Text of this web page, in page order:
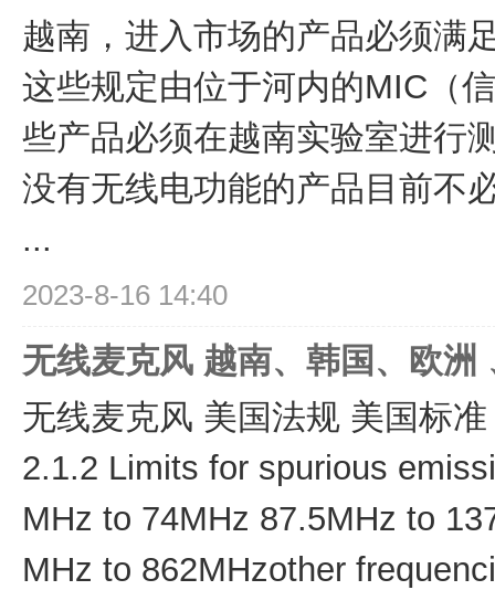
越南，进入市场的产品必须满
这些规定由位于河内的MIC（
些产品必须在越南实验室进行
没有无线电功能的产品目前不
...
2023-8-16 14:40
无线麦克风 越南、韩国、欧洲
无线麦克风 美国法规 美国标
2.1.2 Limits for spurious
MHz to 74MHz 87.5MHz to
MHz to 862MHzother